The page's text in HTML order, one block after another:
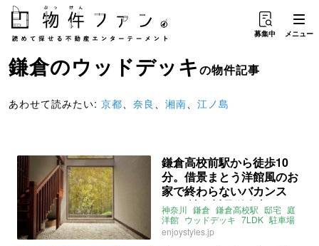
募集中 メニュー
鎌倉のウッドデッキの物件記事
あわせて読みたい: 京都、 奈良 、 湘南、 江ノ島
鎌倉高校前駅から徒歩10
分。借景まとう洋館風のお
家で終わらないバカンス
を。(神奈川県鎌倉市273㎡
の売買物件)
神奈川 鎌倉 鎌倉高校駅 邸宅 庭
洋館 ウッドデッキ 7LDK 駐車場
地下室 売買
enjoystyles.jp